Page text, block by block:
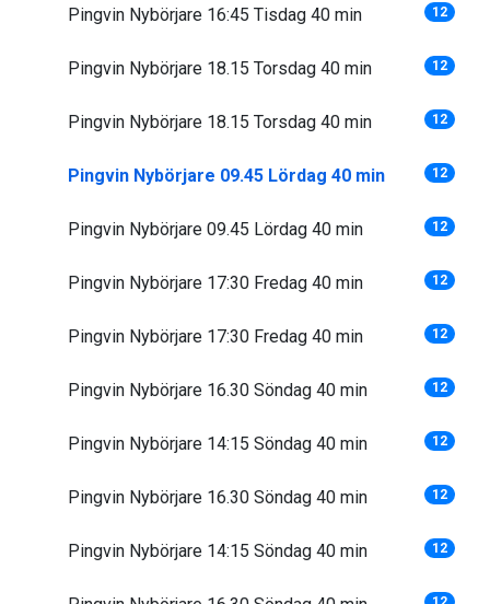
Pingvin Nybörjare 16:45 Tisdag 40 min 12
Pingvin Nybörjare 18.15 Torsdag 40 min 12
Pingvin Nybörjare 18.15 Torsdag 40 min 12
Pingvin Nybörjare 09.45 Lördag 40 min 12
Pingvin Nybörjare 09.45 Lördag 40 min 12
Pingvin Nybörjare 17:30 Fredag 40 min 12
Pingvin Nybörjare 17:30 Fredag 40 min 12
Pingvin Nybörjare 16.30 Söndag 40 min 12
Pingvin Nybörjare 14:15 Söndag 40 min 12
Pingvin Nybörjare 16.30 Söndag 40 min 12
Pingvin Nybörjare 14:15 Söndag 40 min 12